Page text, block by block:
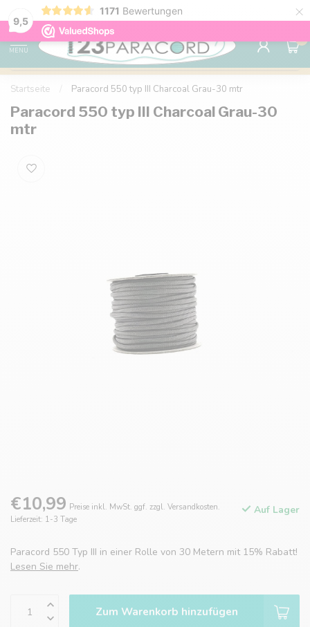
9,5
1171 Bewertungen ×
Kostenlose Lieferung nach Hause ab 150 €
MENU
0
Startseite Paracord 550 typ III Charcoal Grau-30 mtr
Paracord 550 typ III Charcoal Grau-30
mtr
€10,99 Preise inkl. MwSt. ggf. zzgl. Versandkosten.
Lieferzeit: 1-3 Tage
Auf Lager
Paracord 550 Typ III in einer Rolle von 30 Metern mit 15% Rabatt!
Lesen Sie mehr.
Zum Warenkorb hinzufügen